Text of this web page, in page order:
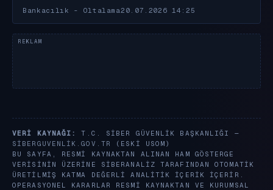
Bankacılık - Oltalama20.07.2026 14:25
VERI KAYNAĞI:
T.C. SIBER GÜVENLIK BAŞKANLIĞI —
SIBERGUVENLIK.GOV.TR
(ESKI USOM)
BU SAYFA, RESMI KAYNAKTAN ALINAN HAM GÖSTERGE
VERISININ ÜZERINE SIBERANALIZ TARAFINDAN OTOMATIK
ÜRETILMIŞ KATMA DEĞERLI ANALITIK IÇERIK IÇERIR.
OPERASYONEL KARARLAR RESMI KAYNAKTAN VE KURUMSAL